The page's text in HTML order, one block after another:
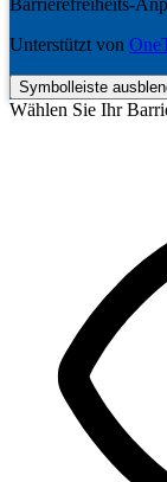
Unterstützt von
Symbolleiste
Wählen Sie Ihr